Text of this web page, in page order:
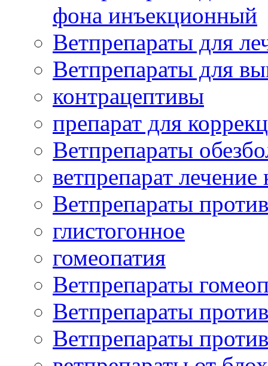
фона инъекционный
Ветпрепараты для
Ветпрепараты для
контрацептивы
препарат для
Ветпрепараты
ветпрепарат
Ветпрепараты
глистогонное
гомеопатия
Ветпрепараты
Ветпрепараты
Ветпрепараты